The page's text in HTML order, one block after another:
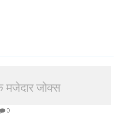
मजेदार जोक्स
0